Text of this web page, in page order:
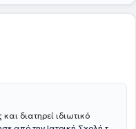
και διατηρεί ιδιωτικό